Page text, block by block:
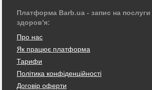
Платформа Barb.ua - запис на послуги
здоров'я:
Про нас
Як працює платформа
Тарифи
Політика конфіденційності
Договір оферти